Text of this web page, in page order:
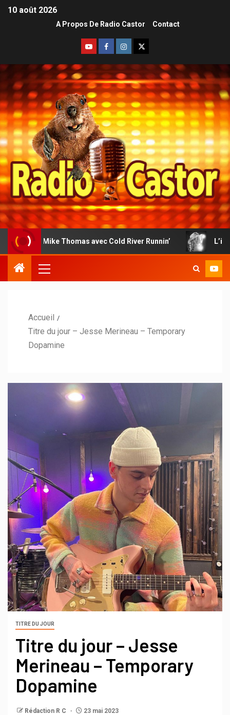
10 août 2026
A Propos De Radio Castor Contact
Thomas avec Cold River Runnin’
Accueil
Titre du jour – Jesse Merineau – Temporary
Dopamine
TITRE DU JOUR
Titre du jour – Jesse
Merineau – Temporary
Dopamine
Rédaction R C 23 mai 2023